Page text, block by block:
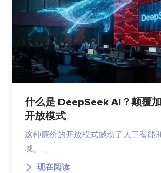
什么是 DeepSeek AI？颠覆
开放模式
这种廉价的开放模式撼动了人工智能
域。…
现在阅读